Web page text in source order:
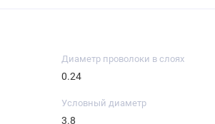
Диаметр проволоки в слоях
0.24
Условный диаметр
3.8